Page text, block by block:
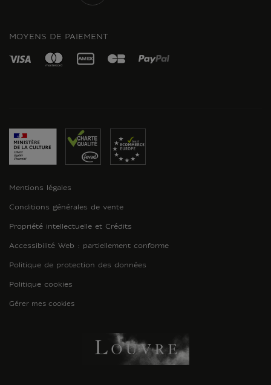
MOYENS DE PAIEMENT
Mentions légales
Conditions générales de vente
Propriété intellectuelle et Crédits
Accessibilité Web : partiellement conforme
Politique de protection des données
Politique cookies
Gérer mes cookies